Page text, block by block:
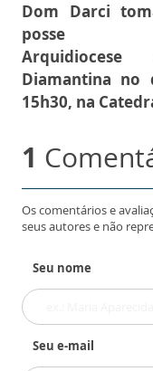
Dom Darci
posse
Arquidiocese
Diamantina
15h30, na
1
Os comentários e
seus autores e não
Seu nome
Seu e-mail